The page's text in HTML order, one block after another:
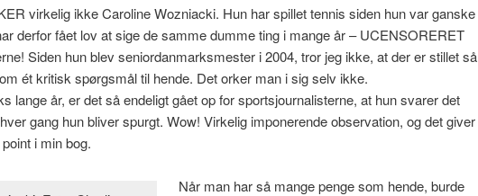
virkelig ikke Caroline Wozniacki. Hun har spillet tennis siden hun var ganske
derfor fået lov at sige de samme dumme ting i mange år – UCENSORERET
Siden hun blev seniordanmarksmester i 2004, tror jeg ikke, at der er stillet så
ét kritisk spørgsmål til hende. Det orker man i sig selv ikke.
lange år, er det så endeligt gået op for sportsjournalisterne, at hun svarer det
gang hun bliver spurgt. Wow! Virkelig imponerende observation, og det giver
i min bog.
Når man har så mange penge som hende, burde